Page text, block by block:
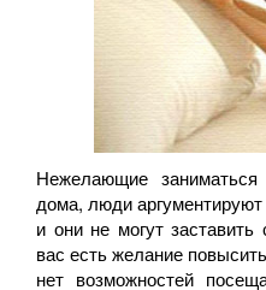
Нежелающие
дома, люди
и они не могут
вас есть желание
нет возможностей